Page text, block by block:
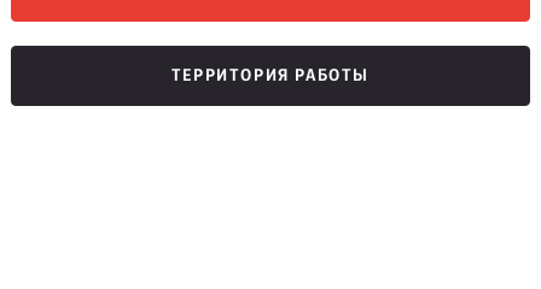
ТЕРРИТОРИЯ РАБОТЫ